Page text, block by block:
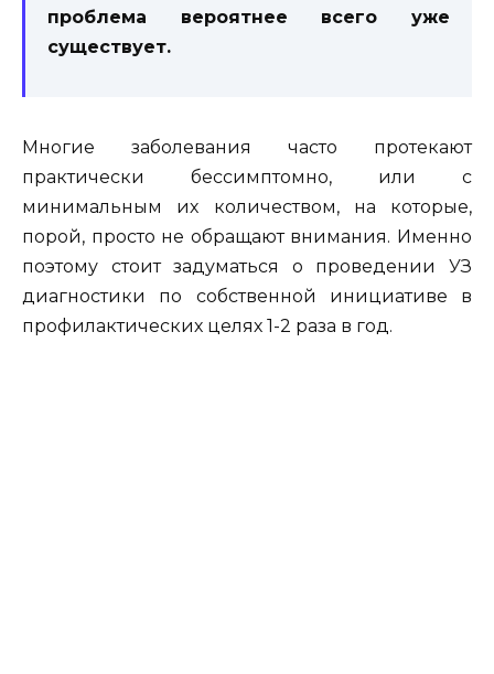
проблема вероятнее всего уже
существует.
Многие заболевания часто протекают
практически бессимптомно, или с
минимальным их количеством, на которые,
порой, просто не обращают внимания. Именно
поэтому стоит задуматься о проведении УЗ
диагностики по собственной инициативе в
профилактических целях 1-2 раза в год.